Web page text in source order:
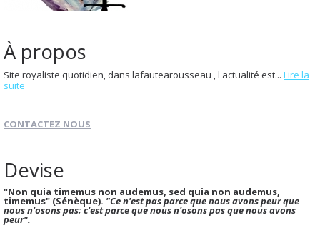
À propos
Site royaliste quotidien, dans lafautearousseau , l'actualité est... Lire la
suite
CONTACTEZ NOUS
Devise
"Non quia timemus non audemus, sed quia non audemus,
timemus" (Sénèque). "Ce n'est pas parce que nous avons peur que
nous n'osons pas; c'est parce que nous n'osons pas que nous avons
peur".